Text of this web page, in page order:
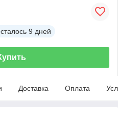
9 дней
Доставка Оплата